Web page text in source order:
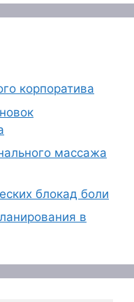
корпоратива
массажа
блокад боли
в